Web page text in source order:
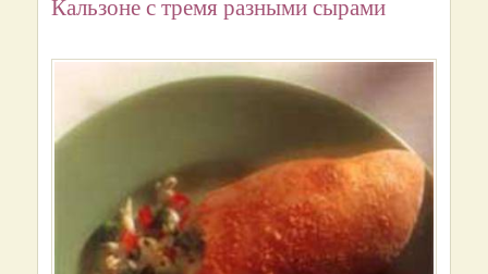
Кальзоне с тремя разными сырами